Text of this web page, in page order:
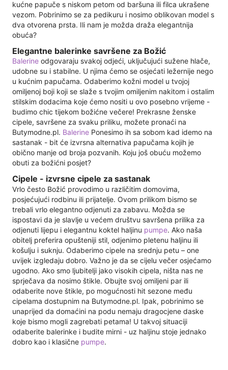
kućne papuče s niskom petom od baršuna ili filca ukrašene
vezom. Pobrinimo se za pedikuru i nosimo oblikovan model s
dva otvorena prsta. Ili nam je možda draža elegantnija
obuća?
Elegantne balerinke savršene za Božić
Balerine odgovaraju svakoj odjeći, uključujući sužene hlače,
udobne su i stabilne. U njima ćemo se osjećati ležernije nego
u kućnim papučama. Odaberimo kožni model u tvojoj
omiljenoj boji koji se slaže s tvojim omiljenim nakitom i ostalim
stilskim dodacima koje ćemo nositi u ovo posebno vrijeme -
budimo chic tijekom božićne večere! Prekrasne ženske
cipele, savršene za svaku priliku, možete pronaći na
Butymodne.pl. Balerine Ponesimo ih sa sobom kad idemo na
sastanak - bit će izvrsna alternativa papučama kojih je
obično manje od broja pozvanih. Koju još obuću možemo
obuti za božićni posjet?
Cipele - izvrsne cipele za sastanak
Vrlo često Božić provodimo u različitim domovima,
posjećujući rodbinu ili prijatelje. Ovom prilikom bismo se
trebali vrlo elegantno odjenuti za zabavu. Možda se
ispostavi da je slavlje u većem društvu savršena prilika za
odjenuti lijepu i elegantnu koktel haljinu pumpe. Ako naša
obitelj preferira opušteniji stil, odjenimo pletenu haljinu ili
košulju i suknju. Odaberimo cipele na srednju petu – one
uvijek izgledaju dobro. Važno je da se cijelu večer osjećamo
ugodno. Ako smo ljubitelji jako visokih cipela, ništa nas ne
sprječava da nosimo štikle. Obujte svoj omiljeni par ili
odaberite nove štikle, po mogućnosti hit sezone među
cipelama dostupnim na Butymodne.pl. Ipak, pobrinimo se
unaprijed da domaćini na podu nemaju dragocjene daske
koje bismo mogli zagrebati petama! U takvoj situaciji
odaberite balerinke i budite mirni - uz haljinu stoje jednako
dobro kao i klasične pumpe.